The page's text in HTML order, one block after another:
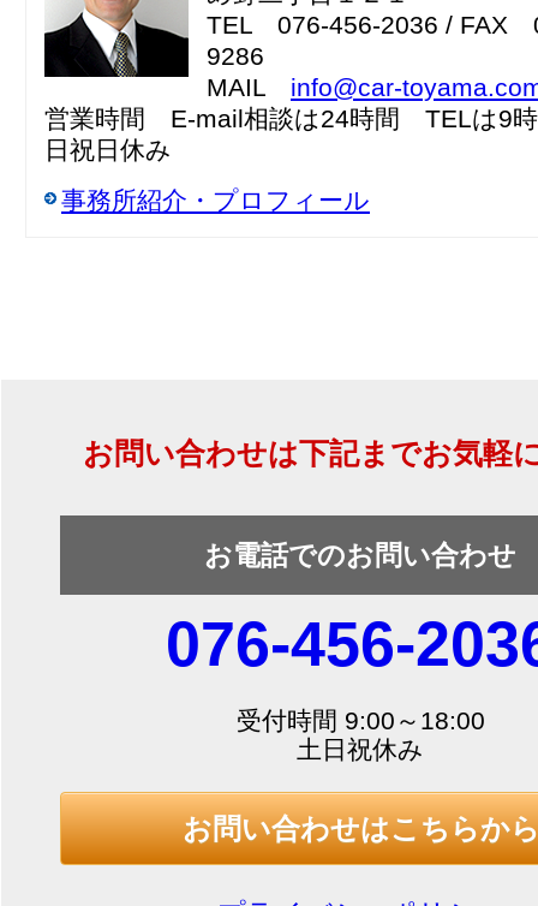
TEL 076-456-2036 / FAX
9286
MAIL info@car-
営業時間 E-mail相談は24時間 TELは9
日祝日休み
事務所紹介・プロフィール
お問い合わせは下記までお気軽
お電話でのお問い合わせ
076-456-
受付時間 9:00～18:00
土日祝休み
お問い合わせはこちらか